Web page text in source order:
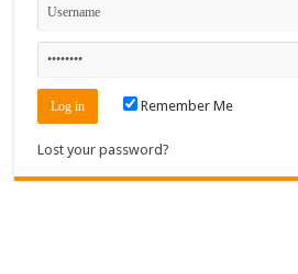
Remember Me
Lost your password?